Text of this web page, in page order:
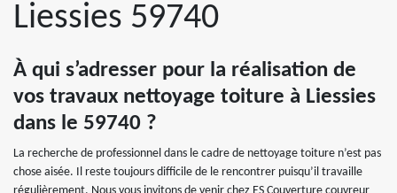
Liessies 59740
À qui s’adresser pour la réalisation de
vos travaux nettoyage toiture à Liessies
dans le 59740 ?
La recherche de professionnel dans le cadre de nettoyage toiture n’est pas
chose aisée. Il reste toujours difficile de le rencontrer puisqu’il travaille